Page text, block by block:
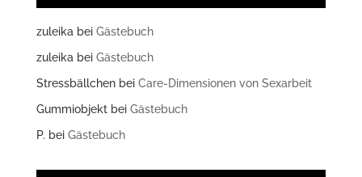
zuleika bei Gästebuch
zuleika bei Gästebuch
Stressbällchenbei Care-Dimensionen von Sexarbeit
Gummiobjektbei Gästebuch
P. bei Gästebuch